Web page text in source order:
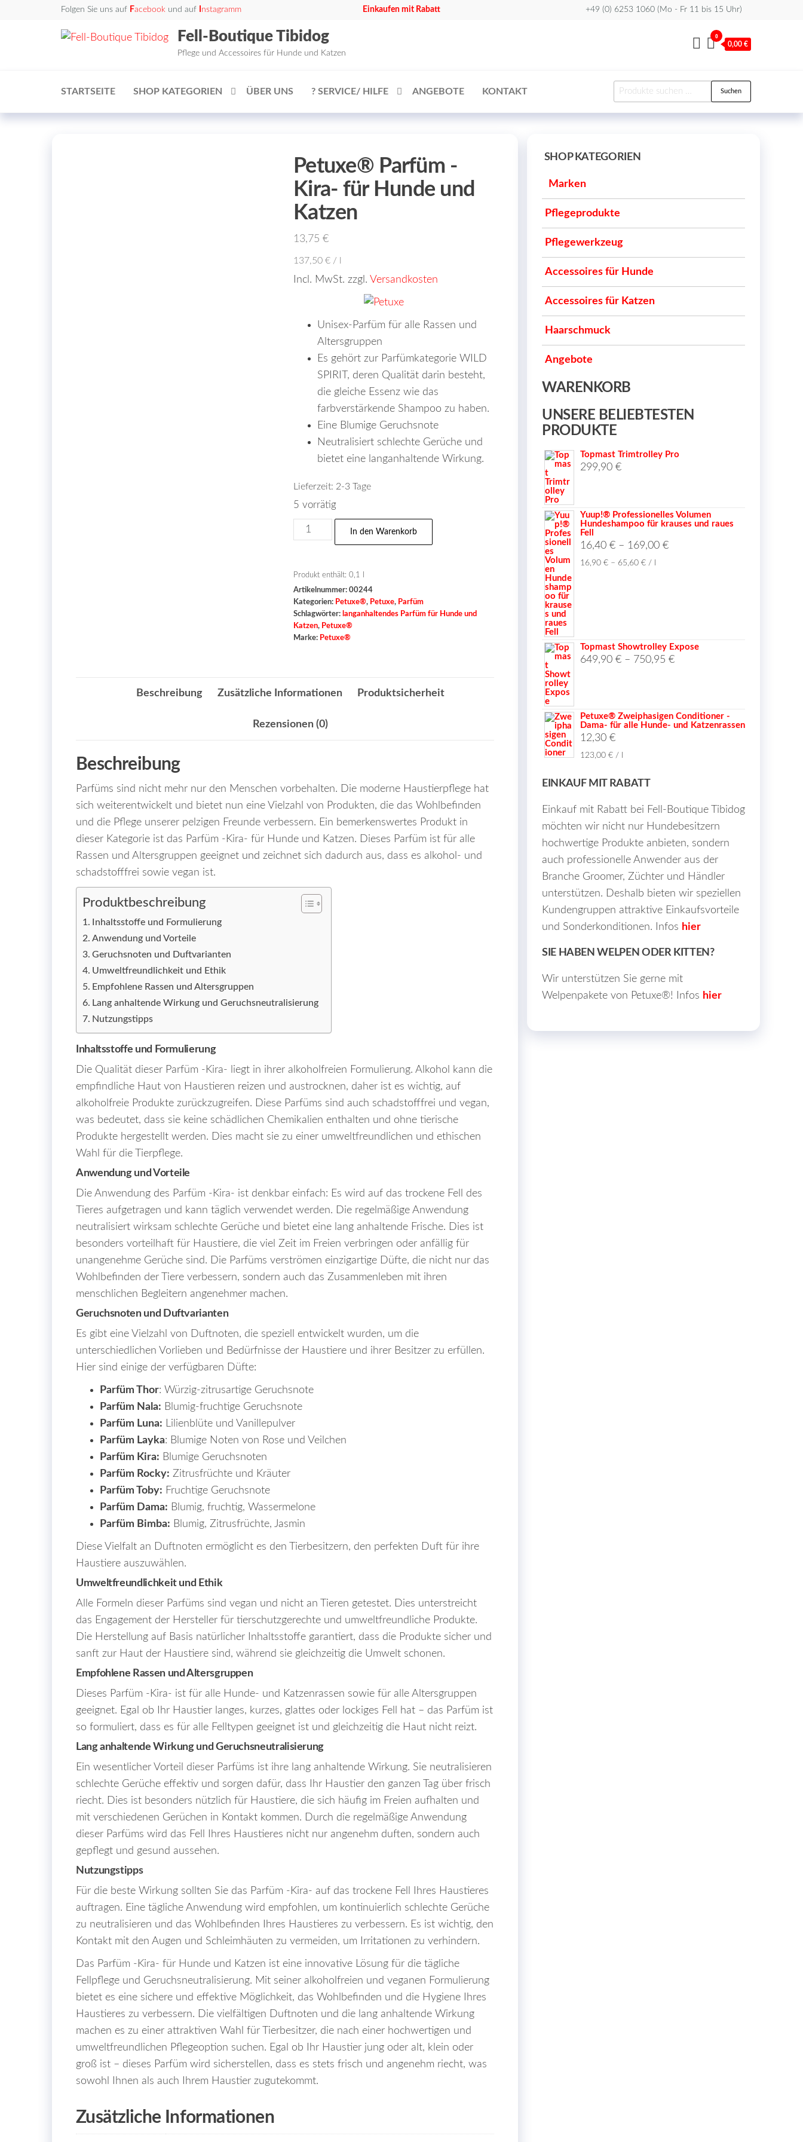
Folgen Sie uns auf Facebook und auf nstagramm Einkaufen mit Rabatt +49 (0) 6253 1060 (Mo - Fr 11 bis 15 Uhr)
Fell-Boutique Tibidog
Pflege und Accessoires für Hunde und Katzen
0
0,00 €
STARTSEITE SHOP KATEGORIEN ÜBER UNS ? SERVICE/ HILFE ANGEBOTE KONTAKT
Suchen
nach:
Suchen
Petuxe® Parfüm -
Kira- für Hunde und
Katzen
13,75 €
137,50 € /
Incl. MwSt. zzgl. Versandkosten
Unisex-Parfüm für alle Rassen und
Altersgruppen
Es gehört zur Parfümkategorie WILD
SPIRIT, deren Qualität darin besteht,
die gleiche Essenz wie das
farbverstärkende Shampoo zu haben.
Eine Blumige Geruchsnote
Neutralisiert schlechte Gerüche und
bietet eine langanhaltende Wirkung.
Lieferzeit: 2-3 Tage
5 vorrätig
Petuxe®
Parfüm
Kira-
für
Hunde
und
Katzen
In den Warenkorb
Produkt enthält: 0,1
Artikelnummer: 00244
Kategorien: Petuxe®, Petuxe, Parfüm
Schlagwörter: langanhaltendes Parfüm für Hunde und
Katzen, Petuxe®
Marke: Petuxe®
Beschreibung Zusätzliche Informationen Produktsicherheit
Rezensionen (0)
Beschreibung
Parfüms sind nicht mehr nur den Menschen vorbehalten. Die moderne Haustierpflege hat
sich weiterentwickelt und bietet nun eine Vielzahl von Produkten, die das Wohlbefinden
und die Pflege unserer pelzigen Freunde verbessern. Ein bemerkenswertes Produkt in
dieser Kategorie ist das Parfüm -Kira- für Hunde und Katzen. Dieses Parfüm ist für alle
Rassen und Altersgruppen geeignet und zeichnet sich dadurch aus, dass es alkohol- und
schadstofffrei sowie vegan ist.
Produktbeschreibung
Inhaltsstoffe und Formulierung
Anwendung und Vorteile
Geruchsnoten und Duftvarianten
Umweltfreundlichkeit und Ethik
Empfohlene Rassen und Altersgruppen
Lang anhaltende Wirkung und Geruchsneutralisierung
Nutzungstipps
Inhaltsstoffe und Formulierung
Die Qualität dieser Parfüm -Kira- liegt in ihrer alkoholfreien Formulierung. Alkohol kann die
empfindliche Haut von Haustieren reizen und austrocknen, daher ist es wichtig, auf
alkoholfreie Produkte zurückzugreifen. Diese Parfüms sind auch schadstofffrei und vegan,
was bedeutet, dass sie keine schädlichen Chemikalien enthalten und ohne tierische
Produkte hergestellt werden. Dies macht sie zu einer umweltfreundlichen und ethischen
Wahl für die Tierpflege.
Anwendung und Vorteile
Die Anwendung des Parfüm -Kira- ist denkbar einfach: Es wird auf das trockene Fell des
Tieres aufgetragen und kann täglich verwendet werden. Die regelmäßige Anwendung
neutralisiert wirksam schlechte Gerüche und bietet eine lang anhaltende Frische. Dies ist
besonders vorteilhaft für Haustiere, die viel Zeit im Freien verbringen oder anfällig für
unangenehme Gerüche sind. Die Parfüms verströmen einzigartige Düfte, die nicht nur das
Wohlbefinden der Tiere verbessern, sondern auch das Zusammenleben mit ihren
menschlichen Begleitern angenehmer machen.
Geruchsnoten und Duftvarianten
Es gibt eine Vielzahl von Duftnoten, die speziell entwickelt wurden, um die
unterschiedlichen Vorlieben und Bedürfnisse der Haustiere und ihrer Besitzer zu erfüllen.
Hier sind einige der verfügbaren Düfte:
Parfüm Thor: Würzig-zitrusartige Geruchsnote
Parfüm Nala: Blumig-fruchtige Geruchsnote
Parfüm Luna: Lilienblüte und Vanillepulver
Parfüm Layka: Blumige Noten von Rose und Veilchen
Parfüm Kira: Blumige Geruchsnoten
Parfüm Rocky: Zitrusfrüchte und Kräuter
Parfüm Toby: Fruchtige Geruchsnote
Parfüm Dama: Blumig, fruchtig, Wassermelone
Parfüm Bimba: Blumig, Zitrusfrüchte, Jasmin
Diese Vielfalt an Duftnoten ermöglicht es den Tierbesitzern, den perfekten Duft für ihre
Haustiere auszuwählen.
Umweltfreundlichkeit und Ethik
Alle Formeln dieser Parfüms sind vegan und nicht an Tieren getestet. Dies unterstreicht
das Engagement der Hersteller für tierschutzgerechte und umweltfreundliche Produkte.
Die Herstellung auf Basis natürlicher Inhaltsstoffe garantiert, dass die Produkte sicher und
sanft zur Haut der Haustiere sind, während sie gleichzeitig die Umwelt schonen.
Empfohlene Rassen und Altersgruppen
Dieses Parfüm -Kira- ist für alle Hunde- und Katzenrassen sowie für alle Altersgruppen
geeignet. Egal ob Ihr Haustier langes, kurzes, glattes oder lockiges Fell hat – das Parfüm ist
so formuliert, dass es für alle Felltypen geeignet ist und gleichzeitig die Haut nicht reizt.
Lang anhaltende Wirkung und Geruchsneutralisierung
Ein wesentlicher Vorteil dieser Parfüms ist ihre lang anhaltende Wirkung. Sie neutralisieren
schlechte Gerüche effektiv und sorgen dafür, dass Ihr Haustier den ganzen Tag über frisch
riecht. Dies ist besonders nützlich für Haustiere, die sich häufig im Freien aufhalten und
mit verschiedenen Gerüchen in Kontakt kommen. Durch die regelmäßige Anwendung
dieser Parfüms wird das Fell Ihres Haustieres nicht nur angenehm duften, sondern auch
gepflegt und gesund aussehen.
Nutzungstipps
Für die beste Wirkung sollten Sie das Parfüm -Kira- auf das trockene Fell Ihres Haustieres
auftragen. Eine tägliche Anwendung wird empfohlen, um kontinuierlich schlechte Gerüche
zu neutralisieren und das Wohlbefinden Ihres Haustieres zu verbessern. Es ist wichtig, den
Kontakt mit den Augen und Schleimhäuten zu vermeiden, um Irritationen zu verhindern.
Das Parfüm -Kira- für Hunde und Katzen ist eine innovative Lösung für die tägliche
Fellpflege und Geruchsneutralisierung. Mit seiner alkoholfreien und veganen Formulierung
bietet es eine sichere und effektive Möglichkeit, das Wohlbefinden und die Hygiene Ihres
Haustieres zu verbessern. Die vielfältigen Duftnoten und die lang anhaltende Wirkung
machen es zu einer attraktiven Wahl für Tierbesitzer, die nach einer hochwertigen und
umweltfreundlichen Pflegeoption suchen. Egal ob Ihr Haustier jung oder alt, klein oder
groß ist – dieses Parfüm wird sicherstellen, dass es stets frisch und angenehm riecht, was
sowohl Ihnen als auch Ihrem Haustier zugutekommt.
Zusätzliche Informationen
SHOP KATEGORIEN
Marken
Pflegeprodukte
Pflegewerkzeug
Accessoires für Hunde
Accessoires für Katzen
Haarschmuck
Angebote
WARENKORB
UNSERE BELIEBTESTEN
PRODUKTE
Topmast Trimtrolley Pro
299,90 €
Yuup!® Professionelles Volumen
Hundeshampoo für krauses und raues
Fell
16,40 € – 169,00 €
16,90 € – 65,60 € /
Topmast Showtrolley Expose
649,90 € – 750,95 €
Petuxe® Zweiphasigen Conditioner -
Dama- für alle Hunde- und Katzenrassen
12,30 €
123,00 € /
EINKAUF MIT RABATT
Einkauf mit Rabatt bei Fell-Boutique Tibidog
möchten wir nicht nur Hundebesitzern
hochwertige Produkte anbieten, sondern
auch professionelle Anwender aus der
Branche Groomer, Züchter und Händler
unterstützen. Deshalb bieten wir speziellen
Kundengruppen attraktive Einkaufsvorteile
und Sonderkonditionen. Infos hier
SIE HABEN WELPEN ODER KITTEN?
Wir unterstützen Sie gerne mit
Welpenpakete von Petuxe®! Infos hier